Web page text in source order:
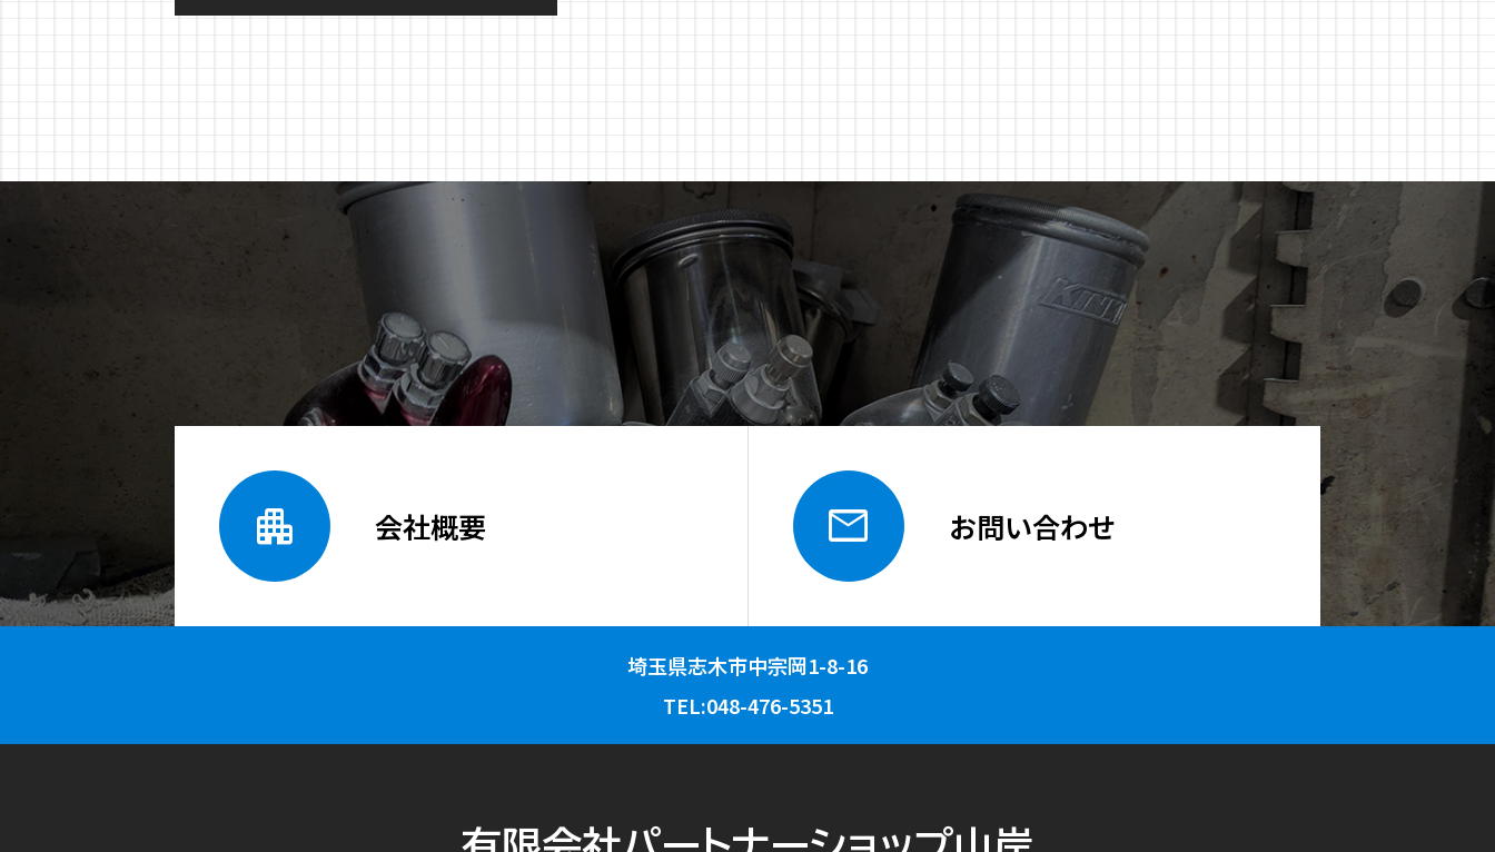
 会社概要  お問い合わせ
埼玉県志木市中宗岡1-8-16
TEL:048-476-5351